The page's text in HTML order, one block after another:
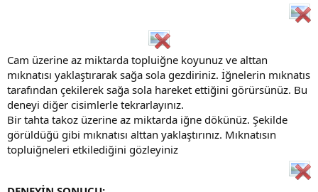
Cam üzerine az miktarda topluiğne koyunuz ve alttan
mıknatısı yaklaştırarak sağa sola gezdiriniz. İğnelerin mıknatıs
tarafından çekilerek sağa sola hareket ettiğini görürsünüz. Bu
deneyi diğer cisimlerle tekrarlayınız.
Bir tahta takoz üzerine az miktarda iğne dökünüz. Şekilde
görüldüğü gibi mıknatısı alttan yaklaştırınız. Mıknatısın
topluiğneleri etkilediğini gözleyiniz